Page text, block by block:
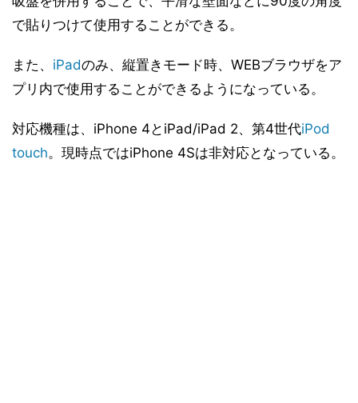
で貼りつけて使用することができる。
また、 iPadのみ、縦置きモード時、WEBブラウザをア
プリ内で使用することができるようになっている。
対応機種は、iPhone 4とiPad/iPad 2、第4世代iPod
touch。現時点ではiPhone 4Sは非対応となっている。